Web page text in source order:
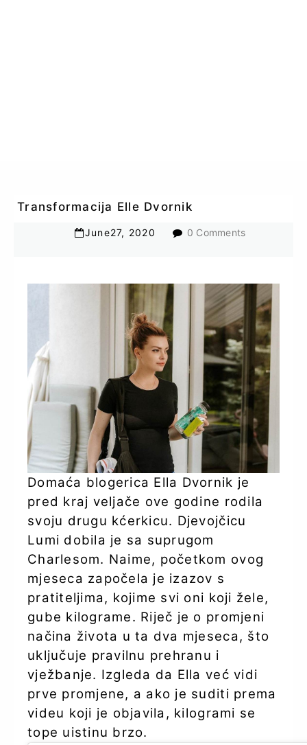
Transformacija Elle Dvornik
June27, 2020 0 Comments
Domaća blogerica Ella Dvornik je
pred kraj veljače ove godine rodila
svoju drugu kćerkicu. Djevojčicu
Lumi dobila je sa suprugom
Charlesom. Naime, početkom ovog
mjeseca započela je izazov s
pratiteljima, kojime svi oni koji žele,
gube kilograme. Riječ je o promjeni
načina života u ta dva mjeseca, što
uključuje pravilnu prehranu i
vježbanje. Izgleda da Ella već vidi
prve promjene, a ako je suditi prema
videu koji je objavila, kilogrami se
tope uistinu brzo.